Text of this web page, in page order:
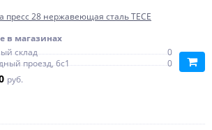
пресс 28 нержавеющая сталь TECE
в магазинах
склад
0
проезд, 6с1
0
руб.